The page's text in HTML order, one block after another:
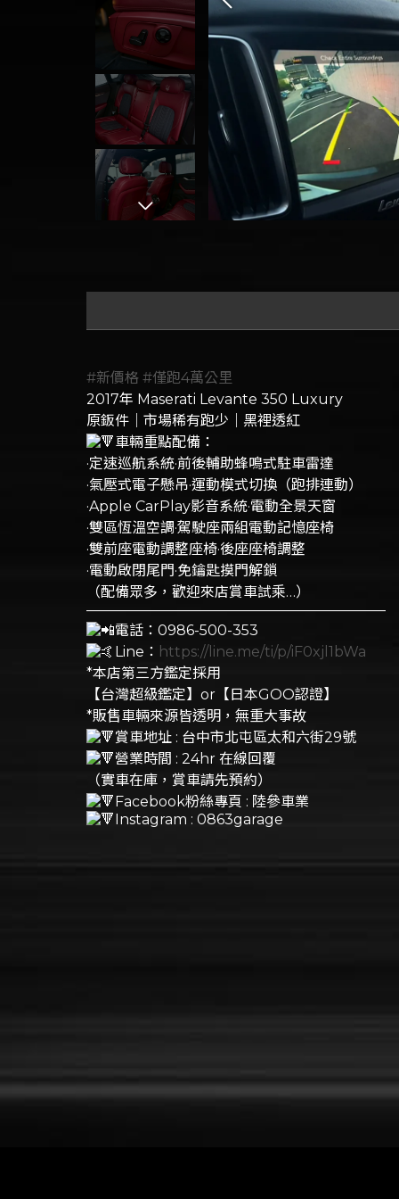
#新價格 #僅跑4萬公里
2017年 Maserati Levante 350 Luxury
原鈑件｜市場稀有跑少｜黑裡透紅
車輛重點配備：
·定速巡航系統·前後輔助蜂鳴式駐車雷達
·氣壓式電子懸吊·運動模式切換（跑排連動）
·Apple CarPlay影音系統·電動全景天窗
·雙區恆溫空調·駕駛座兩組電動記憶座椅
·雙前座電動調整座椅·後座座椅調整
·電動啟閉尾門·免鑰匙摸門解鎖
（配備眾多，歡迎來店賞車試乘…）
—————————————————————
電話：0986-500-353
Line： https://line.me/ti/p/iF0xjl1bWa
​*本店第三方鑑定採用
【台灣超級鑑定】or【日本GOO認證】
*販售車輛來源皆透明，無重大事故
賞車地址 : 台中市北屯區太和六街29號
營業時間 : 24hr 在線回覆
（實車在庫，賞車請先預約）
Facebook粉絲專頁 : 陸參車業
Instagram : 0863garage